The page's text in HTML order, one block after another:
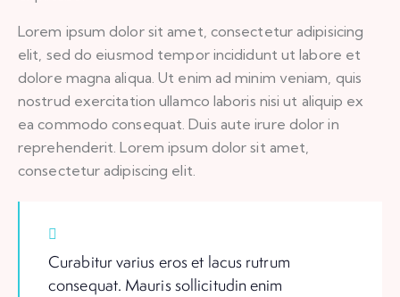
Lorem ipsum dolor sit amet, consectetur adipisicing
elit, sed do eiusmod tempor incididunt ut labore et
dolore magna aliqua. Ut enim ad minim veniam, quis
nostrud exercitation ullamco laboris nisi ut aliquip ex
ea commodo consequat. Duis aute irure dolor in
reprehenderit. Lorem ipsum dolor sit amet,
consectetur adipiscing elit.
Curabitur varius eros et lacus rutrum
consequat. Mauris sollicitudin enim